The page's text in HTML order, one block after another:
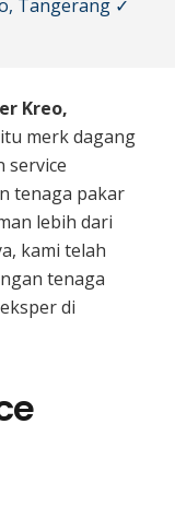
Tangerang ✓
Kreo,
merk dagang
service
tenaga pakar
lebih dari
kami telah
tenaga
di